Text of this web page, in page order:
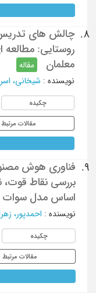
8.
چالش های تدریس
روستایی: مطالعه
معلمان
مقاله
نویسنده: شیخانی، اسرا
چکیده
مقالات مرتبط
9.
فناوری هوش
بررسی نقاط
اساس مدل سوات
نویسنده: احمدپور، زهرا
چکیده
مقالات مرتبط